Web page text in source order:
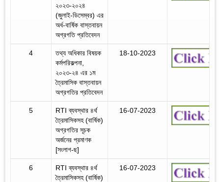
২০২৩-২০২৪
(জুলাই-ডিসেম্বর) এর
অর্ধ-বার্ষিক বাস্তবায়ন
অগ্রগতি প্রতিবেদন
4
তথ্য অধিকার বিষয়ক
কর্মপরিকল্পনা,
২০২৩-২৪ এর ১ম
ত্রৈমাসিক বাস্তবায়ন
অগ্রগতির প্রতিবেদন
18-10-2023
5
RTI ব্যবস্থার ৪র্থ
ত্রৈমাসিকসহ (বার্ষিক)
অগ্রগতির সূচক
অর্জনের প্রমাণক
[সংলাগ-ছ]
16-07-2023
6
RTI ব্যবস্থার ৪র্থ
ত্রৈমাসিকসহ (বার্ষিক)
16-07-2023